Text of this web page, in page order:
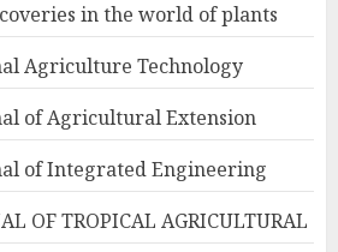
in the world of plants
Agriculture Technology
of Agricultural Extension
of Integrated Engineering
OF TROPICAL AGRICULTURAL